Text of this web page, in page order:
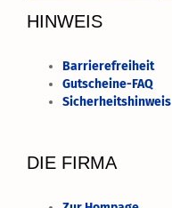
HINWEIS
Barrierefreiheit
Gutscheine-FAQ
Sicherheitshinweis
DIE FIRMA